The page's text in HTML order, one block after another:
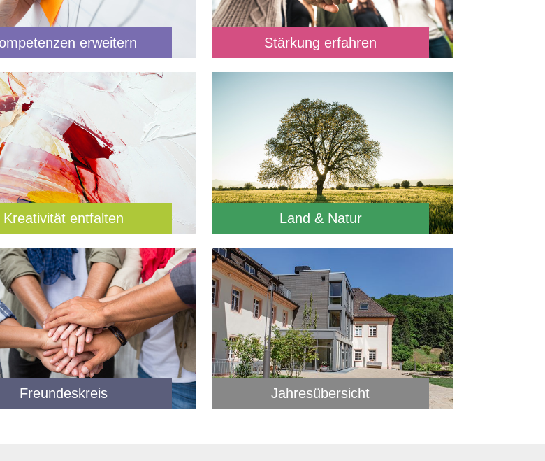
erweitern Stärkung erfahren
Kreativität entfalten Land & Natur
Freundeskreis Jahresübersicht